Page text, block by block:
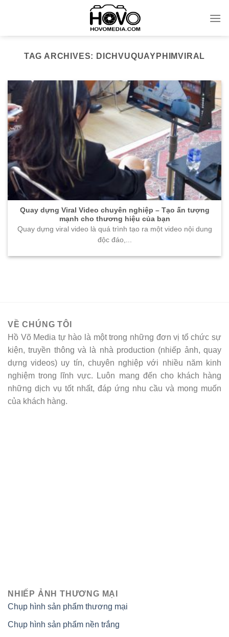
TAG ARCHIVES: DICHVUQUAYPHIMVIRAL
Quay dựng Viral Video chuyên nghiệp – Tạo ấn tượng
mạnh cho thương hiệu của bạn
Quay dựng viral video là quá trình tạo ra một video nội dung
độc đáo,...
VỀ CHÚNG TÔI
Hồ Võ Media tự hào là một trong những đơn vị tổ chức sự
kiện, truyền thông và là nhà production (nhiếp ảnh, quay
dựng videos) uy tín, chuyên nghiệp với nhiều năm kinh
nghiệm trong lĩnh vực. Luôn mang đến cho khách hàng
những dịch vụ tốt nhất, đáp ứng nhu cầu và mong muốn
của khách hàng.
NHIẾP ẢNH THƯƠNG MẠI
Chụp hình sản phẩm thương mại
Chụp hình sản phẩm nền trắng